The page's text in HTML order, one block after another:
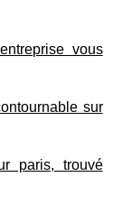
vous
sur
paris, trouvé